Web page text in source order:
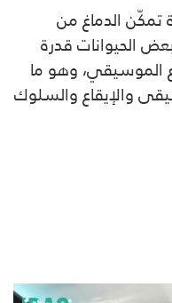
تمكّن الدماغ من
الحيوانات قدرة
الموسيقي، وهو ما
والإيقاع والسلوك